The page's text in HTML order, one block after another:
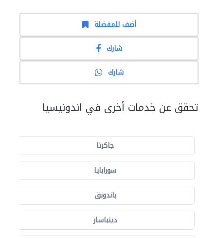
أضف للمفضلة
شارك
شارك
تحقق عن خدمات أخرى في اندونيسيا
جاكرتا
سورابايا
باندونق
دينباسار